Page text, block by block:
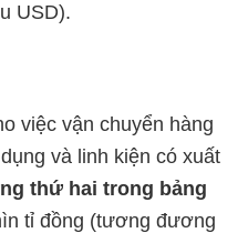
USD).
việc vận chuyển hàng
và linh kiện có xuất
thứ hai trong bảng
tỉ đồng (tương đương